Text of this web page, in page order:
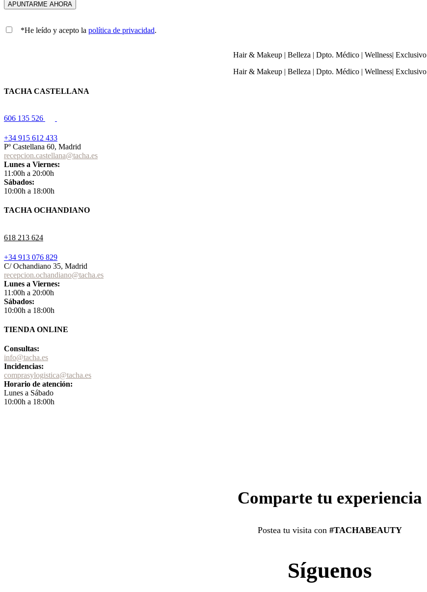
*He leído y acepto la política de privacidad.
Hair & Makeup Belleza Dpto. Médico Wellness Exclusivo
Hair & Makeup
Belleza Dpto. Médico Wellness Exclusivo
TACHA CASTELLANA
606 135 526
+34 915 612 433
Pº Castellana 60, Madrid
recepcion.castellana@tacha.es
Lunes a Viernes:
11:00h a 20:00h
Sábados:
10:00h a 18:00h
TACHA OCHANDIANO
618 213 624
+34 913 076 829
C/ Ochandiano 35, Madrid
recepcion.ochandiano@tacha.es
Lunes a Viernes:
11:00h a 20:00h
Sábados:
10:00h a 18:00h
TIENDA ONLINE
Consultas:
info@tacha.es
Incidencias:
comprasylogistica@tacha.es
Horario de atención:
Lunes a Sábado
10:00h a 18:00h
Comparte tu experiencia
Postea tu visita con #TACHABEAUTY
Síguenos